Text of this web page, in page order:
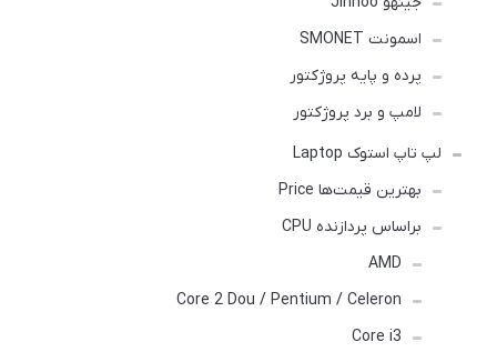
اسمونت SMONET
پرده و پایه پروژکتور
لامپ و برد پروژکتور
لپ تاپ استوک Laptop
بهترین قیمت‌ها Price
براساس پردازنده CPU
AMD
Core 2 Dou / Pentium / Celeron
Core i3